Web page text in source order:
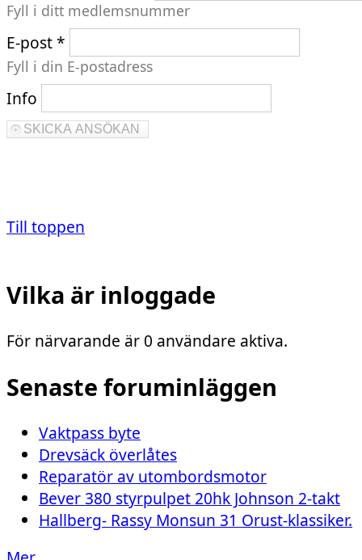
Fyll i ditt medlemsnummer
E-post*
Fyll i din E-postadress
Info
Till toppen
Vilka är inloggade
För närvarande är 0 användare aktiva.
Senaste foruminläggen
Vaktpass byte
Drevsäck överlåtes
Reparatör av utombordsmotor
Bever 380 styrpulpet 20hk Johnson 2-takt
Hallberg- Rassy Monsun 31 Orust-klassiker.